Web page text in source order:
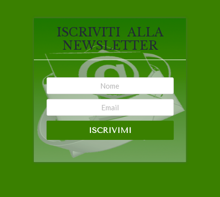
ISCRIVITI ALLA
NEWSLETTER
ISCRIVIMI